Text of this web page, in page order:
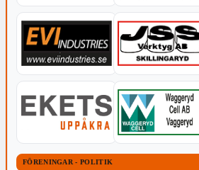
FÖRENINGAR - POLITIK